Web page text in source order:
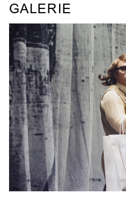
GALERIE